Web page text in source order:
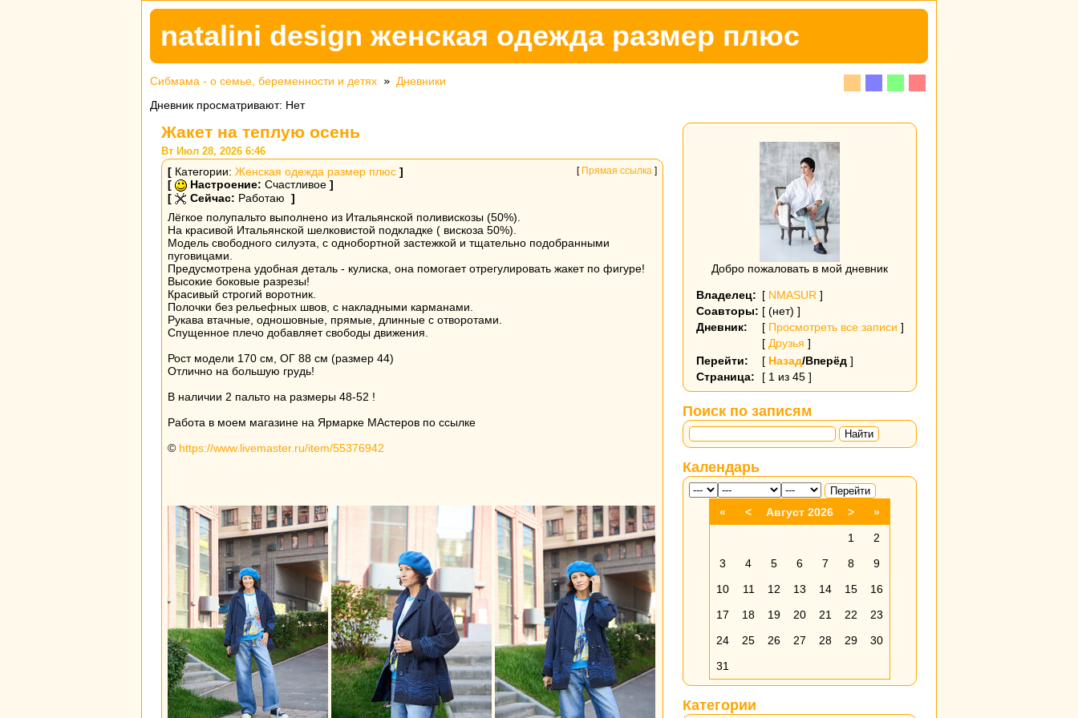
natalini design женская одежда размер плюс
Сибмама - о семье, беременности и детях » Дневники
Дневник просматривают: Нет
Жакет на теплую осень
Вт Июл 28, 2026 6:46
[ Прямая ссылка ]
[ Категории: Женская одежда размер плюс ]
[
Настроение: Счастливое ]
[
Сейчас: Работаю ]
Лёгкое полупальто выполнено из Итальянской поливискозы (50%).
На красивой Итальянской шелковистой подкладке ( вискоза 50%).
Модель свободного силуэта, с однобортной застежкой и тщательно подобранными
пуговицами.
Предусмотрена удобная деталь - кулиска, она помогает отрегулировать жакет по фигуре!
Высокие боковые разрезы!
Красивый строгий воротник.
Полочки без рельефных швов, с накладными карманами.
Рукава втачные, одношовные, прямые, длинные с отворотами.
Спущенное плечо добавляет свободы движения.
Рост модели 170 см, ОГ 88 см (размер 44)
Отлично на большую грудь!
В наличии 2 пальто на размеры 48-52 !
Работа в моем магазине на Ярмарке МАстеров по ссылке
© https://www.livemaster.ru/item/55376942
Добро пожаловать в мой дневник
Владелец: [ NMASUR ]
Соавторы: [ (нет) ]
Дневник:
[ Просмотреть все записи ]
[ Друзья ]
Перейти:
[ Назад/Вперёд]
Страница:
[ 1 из 45 ]
Поиск по записям
Найти
Календарь
« < Август 2026 >
»
1
2
3
4 5 6 7 8
9
10
11 12 13 14 15
16
17
18 19 20 21 22
23
24
25 26 27 28 29
30
31
Категории